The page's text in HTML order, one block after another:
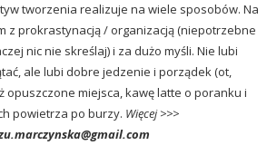
tworzenia realizuje na wiele sposobów. Na
z prokrastynacją / organizacją (niepotrzebne
nic nie skreślaj) i za dużo myśli. Nie lubi
ale lubi dobre jedzenie i porządek (ot,
opuszczone miejsca, kawę latte o poranku i
powietrza po burzy. Więcej >>>